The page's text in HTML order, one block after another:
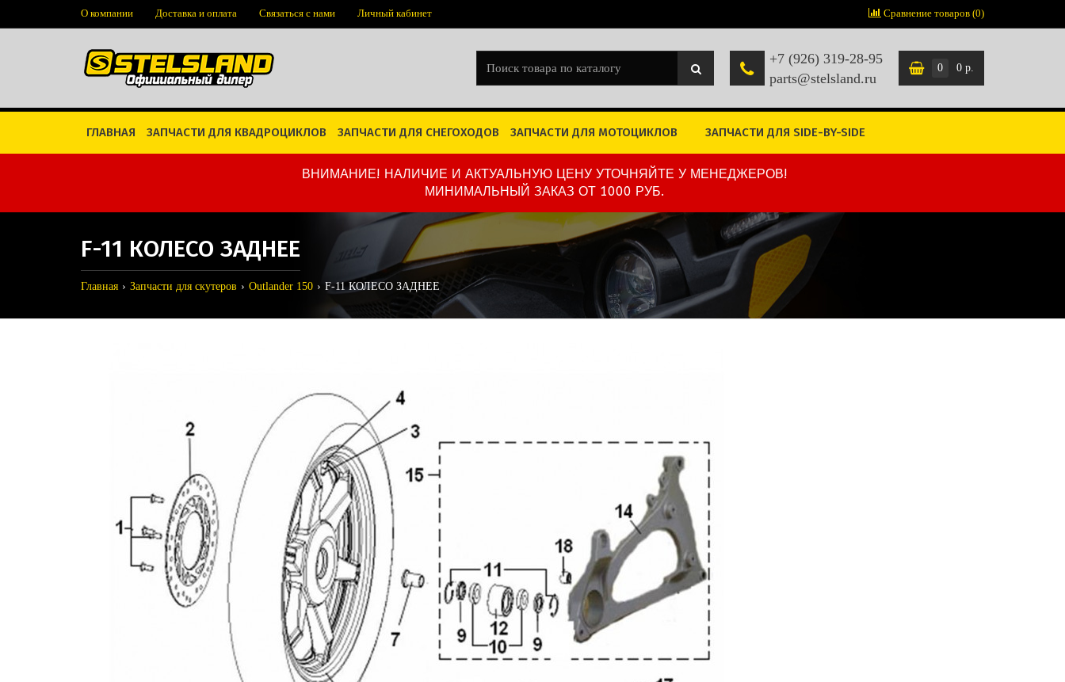
О компании Доставка и оплата Связаться с нами Личный кабинет Сравнение товаров (0)
+7 (926) 319-28-95
parts@stelsland.ru
0 0 р.
ГЛАВНАЯ ЗАПЧАСТИ ДЛЯ КВАДРОЦИКЛОВ ЗАПЧАСТИ ДЛЯ СНЕГОХОДОВ ЗАПЧАСТИ ДЛЯ МОТОЦИКЛОВ ЗАПЧАСТИ ДЛЯ SIDE-BY-SIDE
ВНИМАНИЕ! НАЛИЧИЕ И АКТУАЛЬНУЮ ЦЕНУ УТОЧНЯЙТЕ У МЕНЕДЖЕРОВ!
МИНИМАЛЬНЫЙ ЗАКАЗ ОТ 1000 РУБ.
F-11 КОЛЕСО ЗАДНЕЕ
Главная Запчасти для скутеров Outlander 150 F-11 КОЛЕСО ЗАДНЕЕ